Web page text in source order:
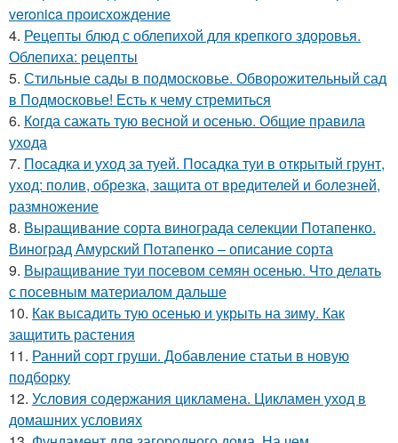
veronica происхождение
4. Рецепты блюд с облепихой для крепкого здоровья.
Облепиха: рецепты
5. Стильные сады в подмосковье. Обворожительный сад
в Подмосковье! Есть к чему стремиться
6. Когда сажать тую весной и осенью. Общие правила
ухода
7. Посадка и уход за туей. Посадка туи в открытый грунт,
уход: полив, обрезка, защита от вредителей и болезней,
размножение
8. Выращивание сорта винограда селекции Потапенко.
Виноград Амурский Потапенко – описание сорта
9. Выращивание туи посевом семян осенью. Что делать
с посевным материалом дальше
10. Как высадить тую осенью и укрыть на зиму. Как
защитить растения
11. Ранний сорт груши. Добавление статьи в новую
подборку
12. Условия содержания цикламена. Цикламен уход в
домашних условиях